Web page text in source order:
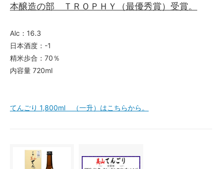
本醸造の部 ＴＲＯＰＨＹ（最優秀賞）受賞。
Alc：16.3
日本酒度：-1
精米歩合：70％
内容量 720ml
てんごり 1,800ml （一升）はこちらから。